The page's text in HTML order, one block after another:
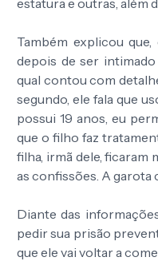
estatura e outras, além
Também explicou
depois de ser
qual contou com
segundo, ele fala que
possui 19 anos, eu
que o filho faz
filha, irmã dele, ficaram
as confissões. A garota
Diante das
pedir sua prisão
que ele vai voltar a